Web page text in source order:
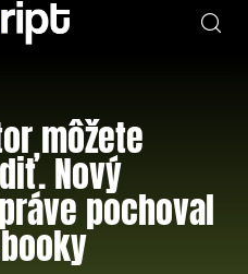
môžete
Nový
pochoval